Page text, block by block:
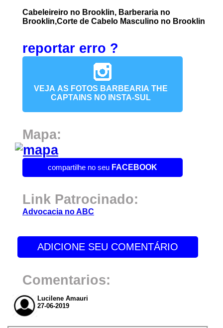
Cabeleireiro no Brooklin, Barberaria no
Brooklin,Corte de Cabelo Masculino no Brooklin
reportar erro ?
VEJA AS FOTOS BARBEARIA THE
CAPTAINS NO INSTA-SUL
Mapa:
compartilhe no seu FACEBOOK
Link Patrocinado:
Advocacia no ABC
ADICIONE SEU COMENTÁRIO
Comentarios:
Lucilene Amauri
27-06-2019